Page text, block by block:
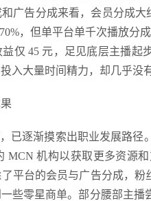
广告分成来看，会员分成大
，但单平台单千次播放分
仅 45 元，足见底层主播起
入大量时间精力，却几乎没
已逐渐摸索出职业发展路径
MCN 机构以获取更多资源
平台的会员与广告分成，粉
些零星商单。部分腰部主播